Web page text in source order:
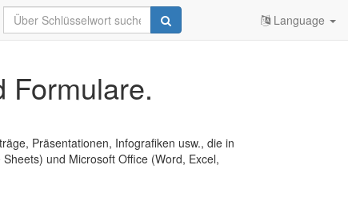
Language
Formulare.
Präsentationen, Infografiken usw., die in
und Microsoft Office (Word, Excel,